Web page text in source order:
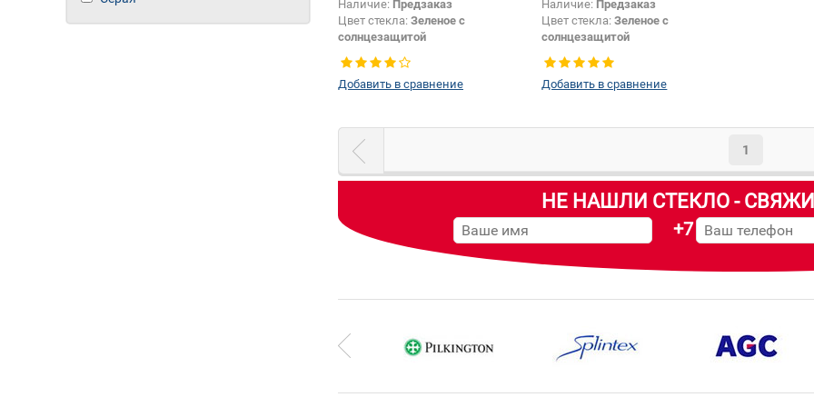
Наличие: Предзаказ
Цвет стекла: Зеленое с
солнцезащитой
Тип кузова: Хетчбек
Тип стекла:Заднее стекло
Добавить в сравнение
Наличие: Предзаказ
Цвет стекла:Зеленое с
солнцезащитой
Цвет полосы:
Тип кузова:Хетчбек
Появление или изменение
Добавить в сравнение
1
НЕ НАШЛИ СТЕКЛО -
+7